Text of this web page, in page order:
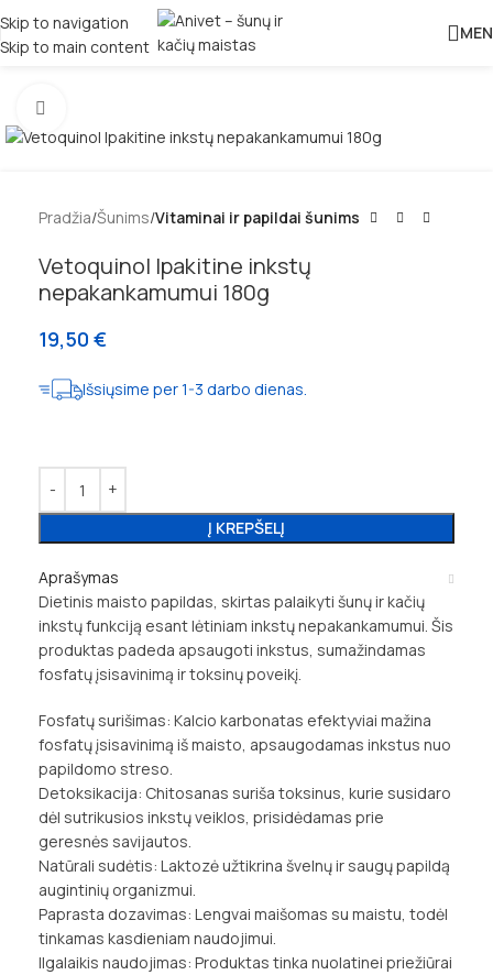
Skip to navigation
Skip to main content
Pradžia Šunims Vitaminai ir papildai šunims
Vetoquinol Ipakitine inkstų
nepakankamumui 180g
19,50 €
Išsiųsime per 1-3 darbo dienas.
Į KREPŠELĮ
Aprašymas
Dietinis maisto papildas, skirtas palaikyti šunų ir kačių
inkstų funkciją esant lėtiniam inkstų nepakankamumui. Šis
produktas padeda apsaugoti inkstus, sumažindamas
fosfatų įsisavinimą ir toksinų poveikį.
Fosfatų surišimas: Kalcio karbonatas efektyviai mažina
fosfatų įsisavinimą iš maisto, apsaugodamas inkstus nuo
papildomo streso.
Detoksikacija: Chitosanas suriša toksinus, kurie susidaro
dėl sutrikusios inkstų veiklos, prisidėdamas prie
geresnės savijautos.
Natūrali sudėtis: Laktozė užtikrina švelnų ir saugų papildą
augintinių organizmui.
Paprasta dozavimas: Lengvai maišomas su maistu, todėl
tinkamas kasdieniam naudojimui.
Ilgalaikis naudojimas: Produktas tinka nuolatinei priežiūrai